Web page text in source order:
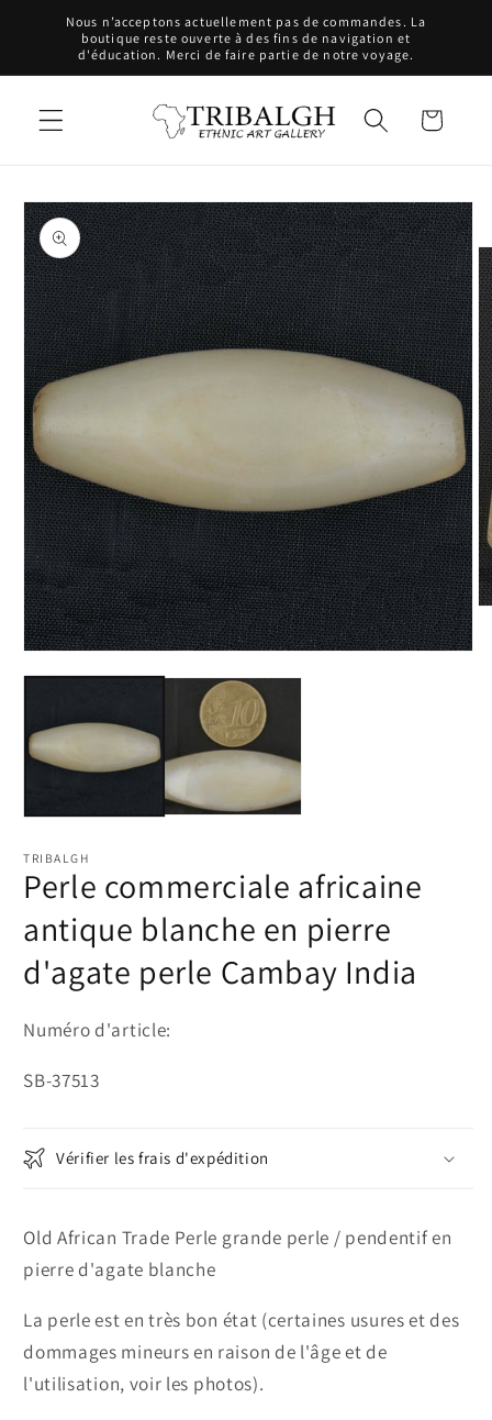
passer
contenu
Nous n’acceptons actuellement pas de commandes. La
boutique reste ouverte à des fins de navigation et
d'éducation. Merci de faire partie de notre voyage.
Panier
Passer aux
informations
produits
le
une
fenêtre
modale
TRIBALGH
Perle commerciale africaine
antique blanche en pierre
d'agate perle Cambay India
Numéro d'article:
SKU:
SB-37513
Vérifier les frais d'expédition
Old African Trade Perle grande perle / pendentif en
pierre d'agate blanche
La perle est en très bon état (certaines usures et des
dommages mineurs en raison de l'âge et de
l'utilisation, voir les photos).